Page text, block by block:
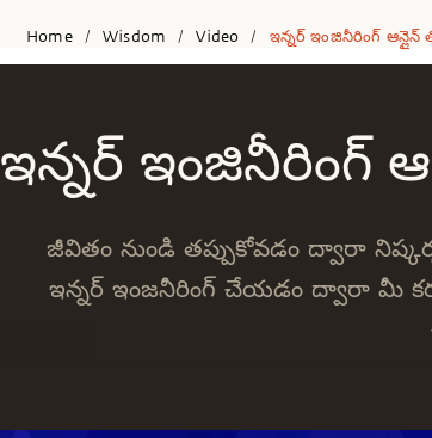
Home / Wisdom / Video / ఇన్నర్ ఇంజినీరింగ్ ఆన్లైన్
ఇన్నర్ ఇంజినీరింగ్
జీవితం నుండి తప్పుకోవడం ద్వారా
ఇన్నర్ ఇంజనీరింగ్ చేయడం ద్వారా మీ